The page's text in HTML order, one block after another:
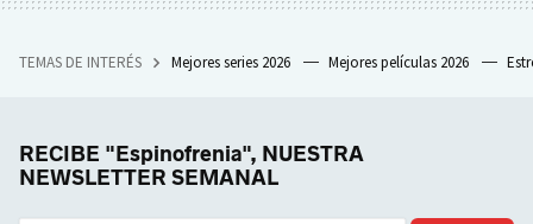
TEMAS DE INTERÉS Mejores series 2026 Mejores películas 2026
RECIBE "Espinofrenia", NUESTRA
NEWSLETTER SEMANAL